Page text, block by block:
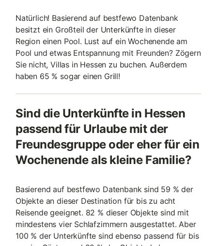
Natürlich! Basierend auf bestfewo Datenbank
besitzt ein Großteil der Unterkünfte in dieser
Region einen Pool. Lust auf ein Wochenende am
Pool und etwas Entspannung mit Freunden? Zögern
Sie nicht, Villas in Hessen zu buchen. Außerdem
haben 65 % sogar einen Grill!
Sind die Unterkünfte in Hessen
passend für Urlaube mit der
Freundesgruppe oder eher für ein
Wochenende als kleine Familie?
Basierend auf bestfewo Datenbank sind 59 % der
Objekte an dieser Destination für bis zu acht
Reisende geeignet. 82 % dieser Objekte sind mit
mindestens vier Schlafzimmern ausgestattet. Aber
100 % der Unterkünfte sind ebenso passend für bis